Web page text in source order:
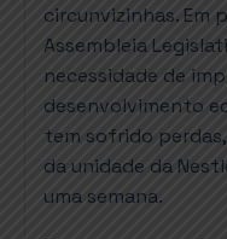
circunvizinhas. Em
Assembleia
necessidade de
desenvolvimento
tem sofrido
da unidade da
uma semana.